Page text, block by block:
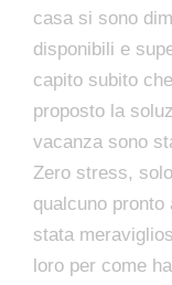
casa si sono
disponibili e
capito subito
proposto la
vacanza sono
Zero stress,
qualcuno
stata
loro per come